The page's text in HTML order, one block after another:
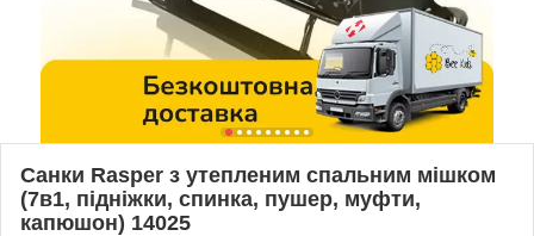
Санки Rasper з утепленим спальним мішком
(7в1, підніжки, спинка, пушер, муфти,
капюшон) 14025